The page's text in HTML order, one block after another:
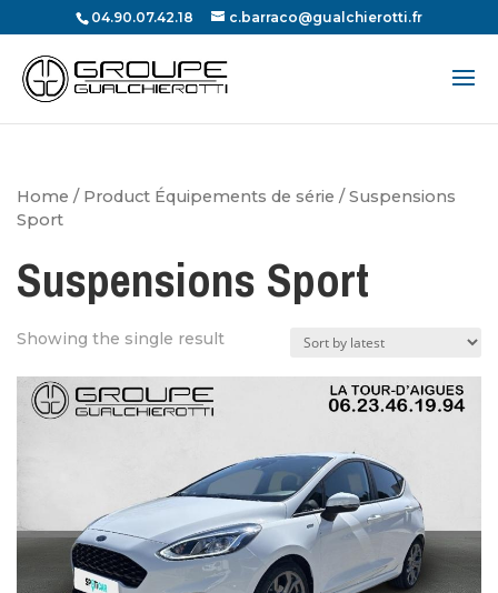
04.90.07.42.18 c.barraco@gualchierotti.fr
Recherche
de
produits
Home / Product Équipements de série / Suspensions
Sport
Suspensions Sport
Showing the single result